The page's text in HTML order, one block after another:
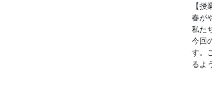
【授
春が
私た
今回
す。
るよ